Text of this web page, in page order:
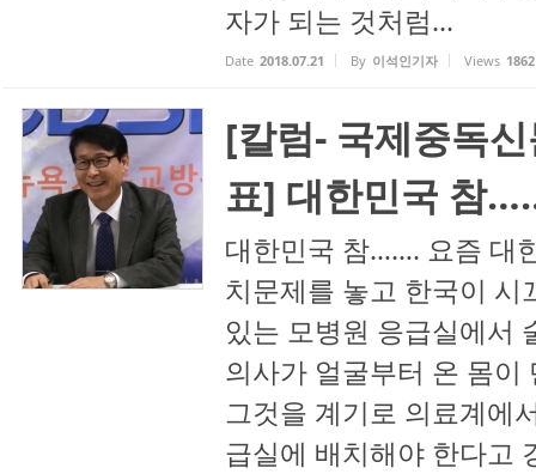
자가 되는 것처럼...
Date 2018.07.21 By 이석인기자 Views 1862
[칼럼- 국제중독
표] 대한민국 참
대한민국 참……. 요즘 대
치문제를 놓고 한국이 시
있는 모병원 응급실에서
의사가 얼굴부터 온 몸이
그것을 계기로 의료계에
급실에 배치해야 한다고